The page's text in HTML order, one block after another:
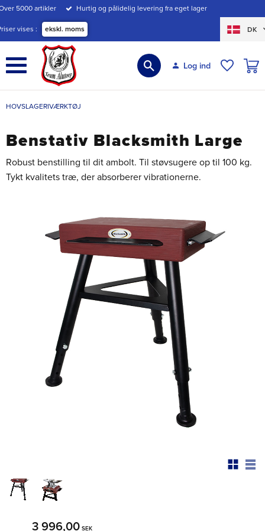
Menu
5000 artikler Hurtig og pålidelig levering fra eget lager
vises ekskl. moms DK
Log ind
HOVSLAGERIVÆRKTØJ
Benstativ Blacksmith Large
Robust benstilling til dit ambolt. Til støvsugere op til 100 kg.
Tykt kvalitets træ, der absorberer vibrationerne.
3 996,00 SEK